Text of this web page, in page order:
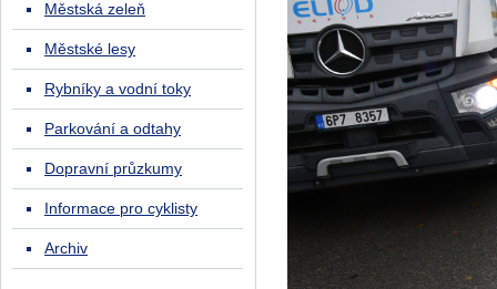
Městská zeleň
Městské lesy
Rybníky a vodní toky
Parkování a odtahy
Dopravní průzkumy
Informace pro cyklisty
Archiv